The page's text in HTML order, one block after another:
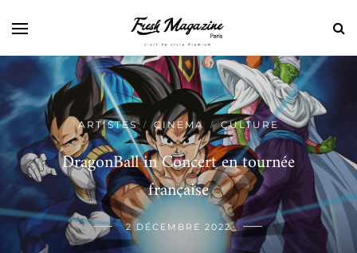
ARTISTES / CINEMA / CULTURE
DragonBall in Concert en tournée
française
2 DÉCEMBRE 2022